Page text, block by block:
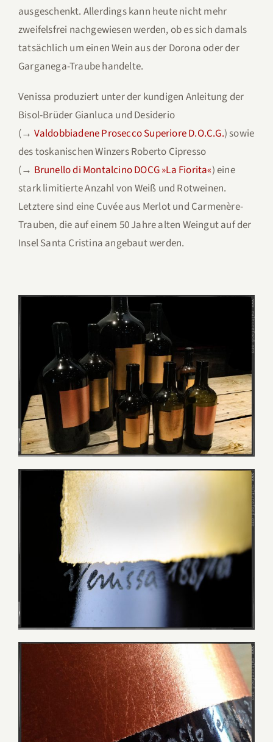
ausgeschenkt. Allerdings kann heute nicht mehr
zweifelsfrei nachgewiesen werden, ob es sich damals
tatsächlich um einen Wein aus der Dorona oder der
Garganega-Traube handelte.
Venissa produziert unter der kundigen Anleitung der
Bisol-Brüder Gianluca und Desiderio
(→ Valdobbiadene Prosecco Superiore D.O.C.G.) sowie
des toskanischen Winzers Roberto Cipresso
(→ Brunello di Montalcino DOCG »La Fiorita«) eine
stark limitierte Anzahl von Weiß und Rotweinen.
Letztere sind eine Cuvée aus Merlot und Carmenère-
Trauben, die auf einem 50 Jahre alten Weingut auf der
Insel Santa Cristina angebaut werden.